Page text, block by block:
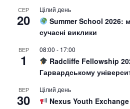
СЕР
20
Цілий день
Summer School 2026:
сучасні виклики
ВЕР
1
08:00 - 17:00
Radcliffe Fellowship
Гарвардському
ВЕР
30
Цілий день
Nexus Youth